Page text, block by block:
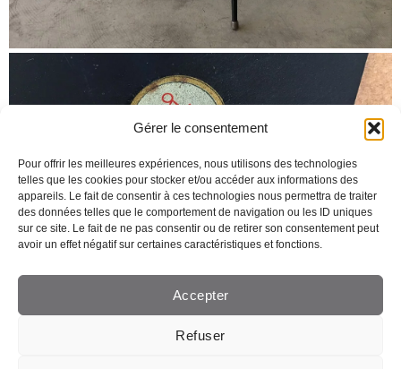
Gérer le consentement
Pour offrir les meilleures expériences, nous utilisons des technologies
telles que les cookies pour stocker et/ou accéder aux informations des
appareils. Le fait de consentir à ces technologies nous permettra de traiter
des données telles que le comportement de navigation ou les ID uniques
sur ce site. Le fait de ne pas consentir ou de retirer son consentement peut
avoir un effet négatif sur certaines caractéristiques et fonctions.
Accepter
Refuser